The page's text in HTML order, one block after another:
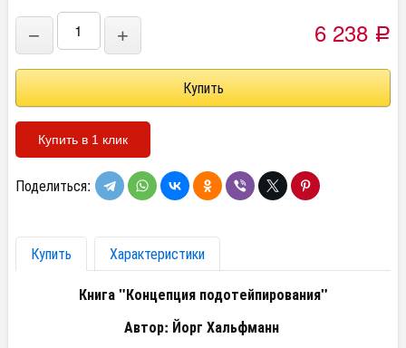
− + 6 238 Р
Купить в 1 клик
Поделиться:
Купить
Характеристики
Книга "Концепция подотейпирования"
Автор: Йорг Хальфманн